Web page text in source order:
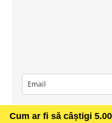
Cum ar fi să câștigi